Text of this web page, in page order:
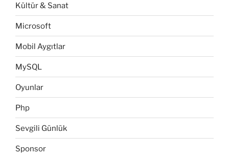
Kültür & Sanat
Microsoft
Mobil Aygıtlar
MySQL
Oyunlar
Php
Sevgili Günlük
Sponsor